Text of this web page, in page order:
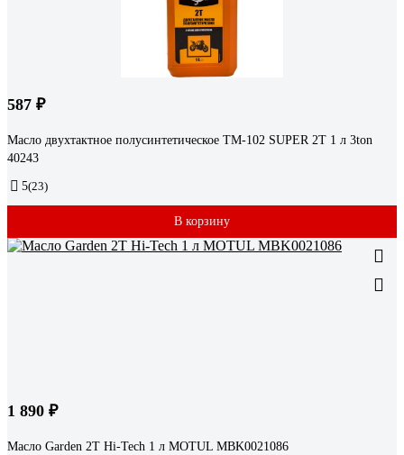
587 ₽
Масло двухтактное полусинтетическое ТМ-102 SUPER 2Т 1 л 3ton
40243
5(23)
В корзину
1 890 ₽
Масло Garden 2T Hi-Tech 1 л MOTUL MBK0021086